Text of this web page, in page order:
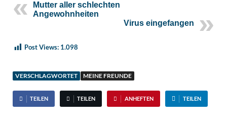
Mutter aller schlechten
Angewohnheiten
Virus eingefangen
Post Views: 1.098
VERSCHLAGWORTET MEINE FREUNDE
TEILEN TEILEN ANHEFTEN TEILEN